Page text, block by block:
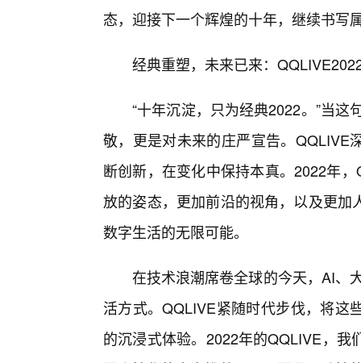
态，迎接下一个辉煌的十年，继续书写
经典重塑，未来已来：
“十年沉淀，只为经典2022。”当
敬，更是对未来的庄严宣告。QQLIVE
断创新，在变化中保持本真。2022年
放的姿态，更加前沿的视角，以及更
数字生活的无限可能。
在技术浪潮席卷全球的今天，AI、
活方式。QQLIVE紧随时代步伐，将这
的沉浸式体验。2022年的QQLIVE，